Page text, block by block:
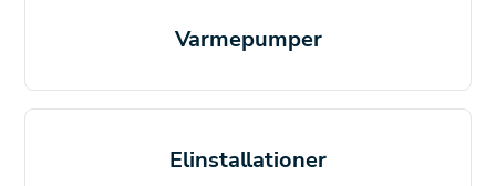
Varmepumper
Elinstallationer